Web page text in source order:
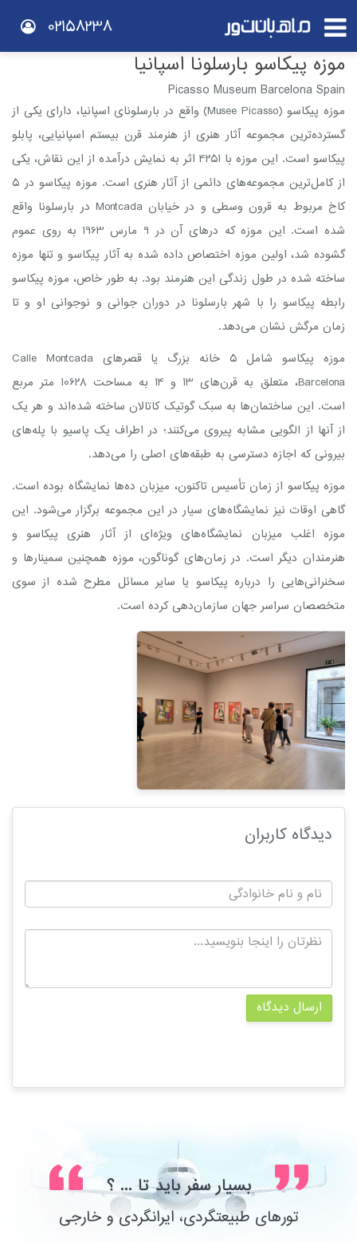
02158238
موزه پیکاسو بارسلونا اسپانیا
Picasso Museum Barcelona Spain
موزه پیکاسو (Musee Picasso) واقع در بارسلونای اسپانیا، دارای یکی از
گسترده‌ترین مجموعه آثار هنری از هنرمند قرن بیستم اسپانیایی، پابلو
پیکاسو است. این موزه با 4251 اثر به نمایش درآمده از این نقاش، یکی
از کامل‌ترین مجموعه‌های دائمی از آثار هنری است. موزه پیکاسو در 5
کاخ مربوط به ​​قرون وسطی و در خیابان Montcada در بارسلونا واقع
شده است. این موزه که درهای آن در 9 مارس 1963 به روی عموم
گشوده شد، اولین موزه اختصاص داده شده به آثار پیکاسو و تنها موزه
ساخته شده در طول زندگی این هنرمند بود. به طور خاص، موزه پیکاسو
رابطه پیکاسو را با شهر بارسلونا در دوران جوانی و نوجوانی او و تا
زمان مرگش نشان می‌دهد.
موزه پیکاسو شامل 5 خانه بزرگ یا قصرهای Calle Montcada
Barcelona، متعلق به قرن‌های 13 و 14 به مساحت 10628 متر مربع
است. این ساختمان‌ها به سبک گوتیک کاتالان ساخته شده‌اند و هر یک
از آنها از الگویی مشابه پیروی می‌کنند؛ در اطراف یک پاسیو با پله‌های
بیرونی که اجازه دسترسی به طبقه‌های اصلی را می‌دهد.
موزه پیکاسو از زمان تأسیس تاکنون، میزبان ده‌ها نمایشگاه بوده است.
گاهی اوقات نیز نمایشگاه‌های سیار در این مجموعه برگزار می‌شود. این
موزه اغلب میزبان نمایشگاه‌های ویژه‌ای از آثار هنری پیکاسو و
هنرمندان دیگر است. در زمان‌های گوناگون، موزه همچنین سمینارها و
سخنرانی‌هایی را درباره پیکاسو یا سایر مسائل مطرح شده از سوی
متخصصان سراسر جهان سازمان‌دهی کرده است.
دیدگاه کاربران
ارسال دیدگاه
بسیار سفر باید تا ... ؟
تورهای طبیعتگردی، ایرانگردی و خارجی